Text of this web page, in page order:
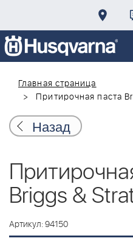
Главная страница
Притирочная паста
Назад
Briggs &
Артикул: 94150